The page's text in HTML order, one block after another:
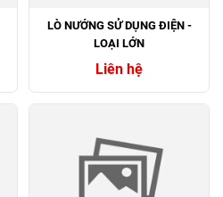
LÒ NƯỚNG SỬ DỤNG ĐIỆN -
LOẠI LỚN
Liên hệ